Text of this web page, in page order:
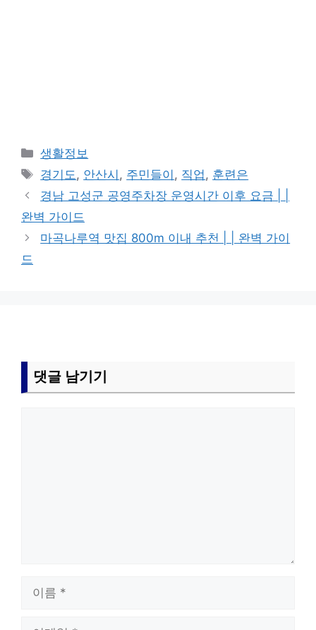
카
테
고
리
생활정보
태
그
경기도 , 안산시 , 주민들이 , 직업 , 훈련은
경남 고성군 공영주차장 운영시간 이후 요금 | |
완벽 가이드
마곡나루역 맛집 800m 이내 추천 | | 완벽 가이
드
댓글 남기기